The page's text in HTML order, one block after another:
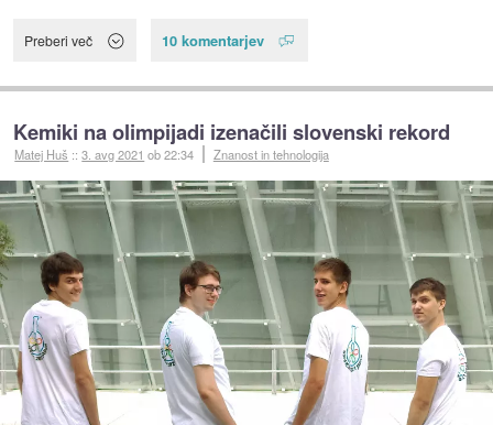
Preberi več 10 komentarjev
Kemiki na olimpijadi izenačili slovenski rekord
Matej Huš ::3. avg 2021 ob 22:34 Znanost in tehnologija